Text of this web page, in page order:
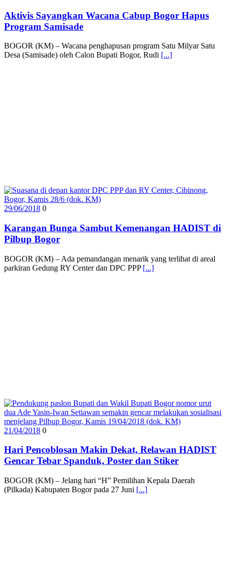
Aktivis Sayangkan Wacana Cabup Bogor Hapus
Program Samisade
BOGOR (KM) – Wacana penghapusan program Satu Milyar Satu
Desa (Samisade) oleh Calon Bupati Bogor, Rudi [...]
29/06/2018 0
Karangan Bunga Sambut Kemenangan HADIST di
Pilbup Bogor
BOGOR (KM) – Ada pemandangan menarik yang terlihat di areal
parkiran Gedung RY Center dan DPC PPP [...]
21/04/2018 0
Hari Pencoblosan Makin Dekat, Relawan HADIST
Gencar Tebar Spanduk, Poster dan Stiker
BOGOR (KM) – Jelang hari “H” Pemilihan Kepala Daerah
(Pilkada) Kabupaten Bogor pada 27 Juni [...]